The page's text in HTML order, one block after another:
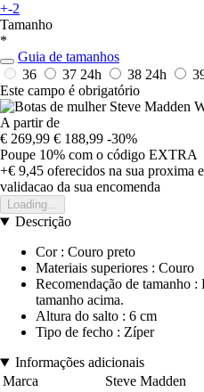
+-2
Tamanho
*
Guia de tamanhos
36
37 24h 38 24h
Este campo é obrigatório
A partir de
€ 269,99 € 188,99 -30%
Poupe 10% com o código EXTRA
+€ 9,45 oferecidos na sua proxima
validacao da sua encomenda
Loading...
Descrição
Cor : Couro preto
Materiais superiores : Couro
Recomendação de tamanho
tamanho acima.
Altura do salto : 6 cm
Tipo de fecho : Zíper
Informações adicionais
Marca
Steve Madden